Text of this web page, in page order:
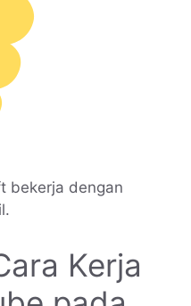
bekerja dengan
Kerja